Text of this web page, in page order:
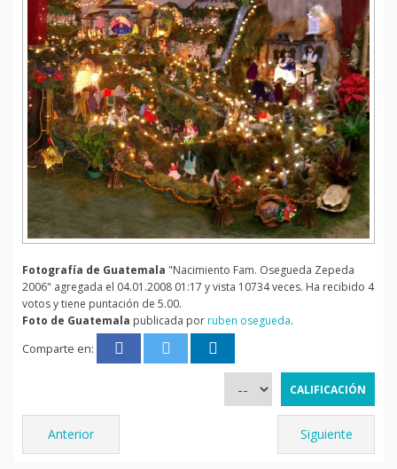
Fotografía de Guatemala "Nacimiento Fam. Osegueda Zepeda
2006" agregada el 04.01.2008 01:17 y vista 10734 veces. Ha recibido 4
votos y tiene puntación de 5.00.
Foto de Guatemala publicada porruben osegueda.
Comparte en:
Anterior Siguiente